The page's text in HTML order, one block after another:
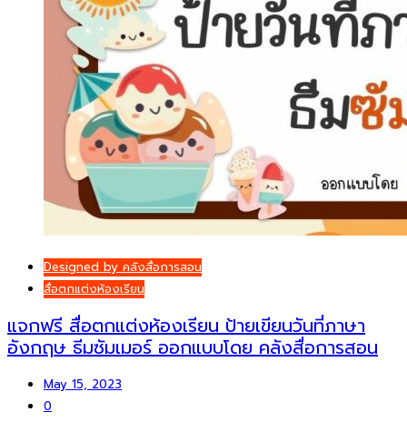
Designed by คลังสื่อการสอน
สื่อตกแต่งห้องเรียน
แจกฟรี สื่อตกแต่งห้องเรียน ป้ายเขียนวันที่ภาษา
อังกฤษ ธีมซัมเมอร์ ออกแบบโดย คลังสื่อการสอน
May 15, 2023
0